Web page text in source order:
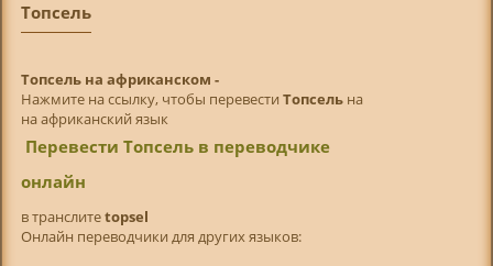
Топсель
Топсель на африканском -
Нажмите на ссылку, чтобы перевести Топсельна
на африканский язык
Перевести Топсель в переводчике
онлайн
в транслитetopsel
Онлайн переводчики для других языков: